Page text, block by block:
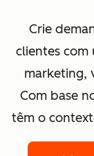
Crie
clientes com
marketing,
Com base
têm o